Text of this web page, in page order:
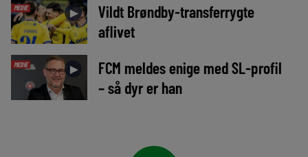
MEDIE ►
Vildt Brøndby-transferrygte
aflivet
MEDIE ►
FCM meldes enige med SL-profil
– så dyr er han